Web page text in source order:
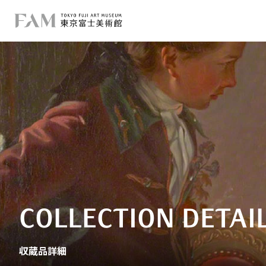
COLLECTION
収蔵品詳細